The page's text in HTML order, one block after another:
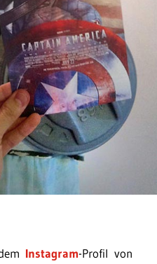
Instagram-Profil von